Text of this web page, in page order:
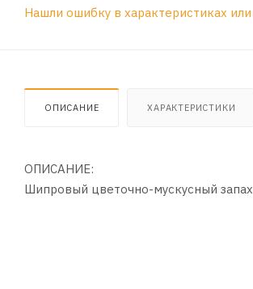
Нашли ошибку в характеристиках
ОПИСАНИЕ ХАРАКТЕРИСТИКИ
ОПИСАНИЕ:
Шипровый цветочно-мускусный